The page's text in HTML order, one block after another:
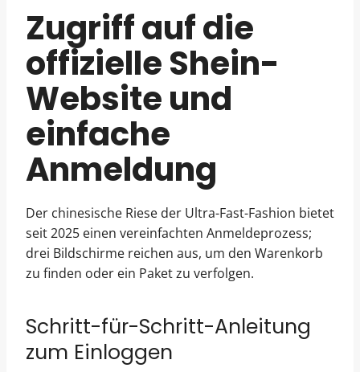
Zugriff auf die
offizielle Shein-
Website und
einfache
Anmeldung
Der chinesische Riese der Ultra-Fast-Fashion bietet
seit 2025 einen vereinfachten Anmeldeprozess;
drei Bildschirme reichen aus, um den Warenkorb
zu finden oder ein Paket zu verfolgen.
Schritt-für-Schritt-Anleitung
zum Einloggen